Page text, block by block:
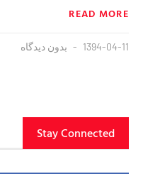
READ MORE
1394-04-11 بدون دیدگاه
Stay Connected